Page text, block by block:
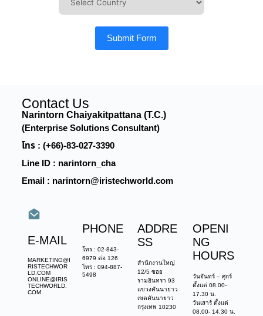
Submit Form
Contact Us
Narintorn Chaiyakitpattana (T.C.)
(Enterprise Solutions Consultant)
โทร : (+66)-83-027-3390
Line ID : narintorn_cha
Email : narintorn@iristechworld.com
E-MAIL
MARKETING@I
RISTECHWOR
LD.COM
ONLINE@IRIS
TECHWORLD.
COM
PHONE
โทร : 02-843-
6979 ต่อ 126
โทร : 094-887-
5498
ADDRE
SS
สำนักงานใหญ่
12/5 ซอย
รามอินทรา 93
แขวงคันนายาว
เขตคันนายาว
กรุงเทพ 10230
OPENI
NG
HOURS
วันจันทร์ – ศุกร์
ตั้งแต่ 08.00-
17.30 น.
วันเสาร์ ตั้งแต่
08.00- 14.30 น.